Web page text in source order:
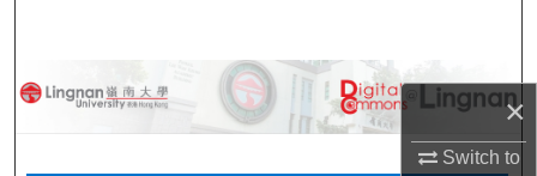
×
Switch to
Browse Collections